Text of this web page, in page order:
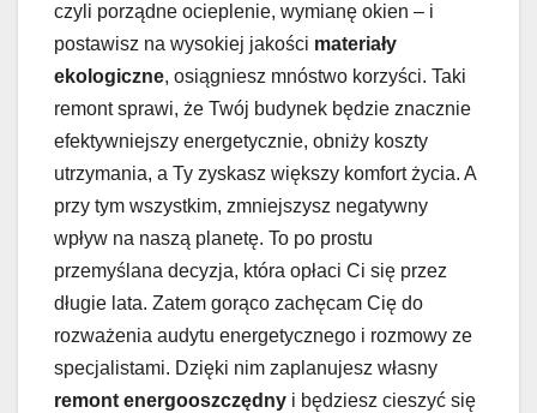
czyli porządne ocieplenie, wymianę okien – i
postawisz na wysokiej jakości materiały
ekologiczne, osiągniesz mnóstwo korzyści. Taki
remont sprawi, że Twój budynek będzie znacznie
efektywniejszy energetycznie, obniży koszty
utrzymania, a Ty zyskasz większy komfort życia. A
przy tym wszystkim, zmniejszysz negatywny
wpływ na naszą planetę. To po prostu
przemyślana decyzja, która opłaci Ci się przez
długie lata. Zatem gorąco zachęcam Cię do
rozważenia audytu energetycznego i rozmowy ze
specjalistami. Dzięki nim zaplanujesz własny
remont energooszczędny i będziesz cieszyć się